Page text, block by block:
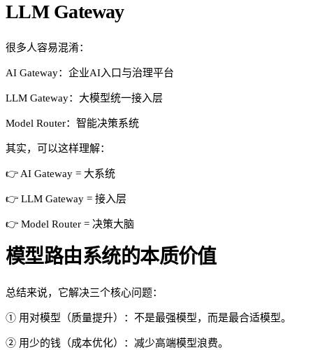
LLM Gateway
很多人容易混淆：
AI Gateway：企业AI入口与治理平台
LLM Gateway：大模型统一接入层
Model Router：智能决策系统
其实，可以这样理解：
👉 AI Gateway = 大系统
👉 LLM Gateway = 接入层
👉 Model Router = 决策大脑
模型路由系统的本质价值
总结来说，它解决三个核心问题：
① 用对模型（质量提升）：不是最强模型，而是最合适模型。
② 用少的钱（成本优化）：减少高端模型浪费。